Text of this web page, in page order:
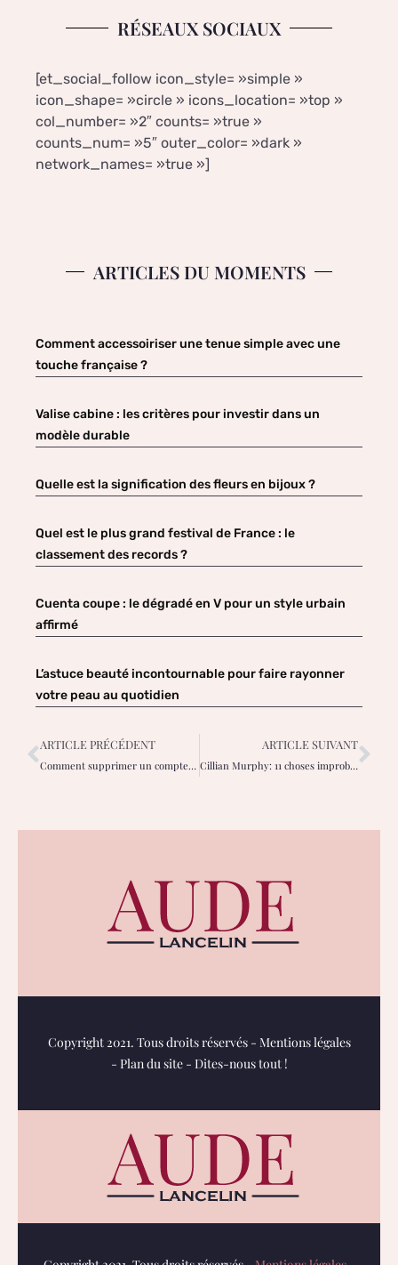
RÉSEAUX SOCIAUX
[et_social_follow icon_style= »simple »
icon_shape= »circle » icons_location= »top »
col_number= »2″ counts= »true »
counts_num= »5″ outer_color= »dark »
network_names= »true »]
ARTICLES DU MOMENTS
Comment accessoiriser une tenue simple avec une
touche française ?
Valise cabine : les critères pour investir dans un
modèle durable
Quelle est la signification des fleurs en bijoux ?
Quel est le plus grand festival de France : le
classement des records ?
Cuenta coupe : le dégradé en V pour un style urbain
affirmé
L’astuce beauté incontournable pour faire rayonner
votre peau au quotidien
ARTICLE PRÉCÉDENT
Comment supprimer un compte Instagram d’un téléphone Android ?
ARTICLE SUIVANT
Cillian Murphy: 11 choses improbables à savoir sur l’acteur de Peaky Blinders
Copyright 2021. Tous droits réservés - Mentions légales
- Plan du site- Dites-nous tout !